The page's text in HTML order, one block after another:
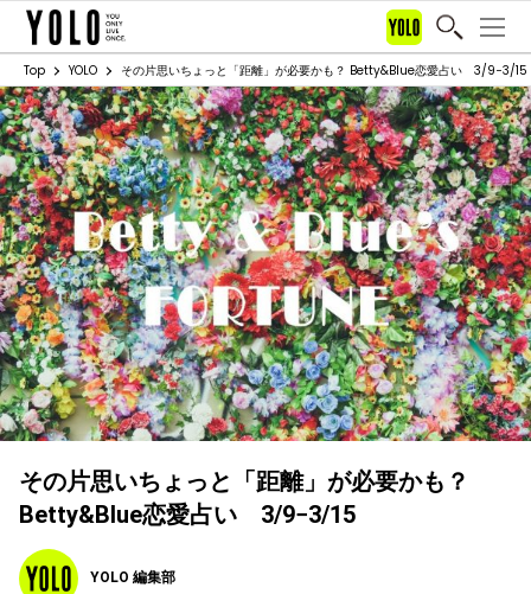
Top YOLO その片思いちょっと「距離」が必要かも？ Betty&Blue恋愛占い 3/9−3/15
その片思いちょっと「距離」が必要かも？
Betty&Blue恋愛占い 3/9−3/15
YOLO 編集部